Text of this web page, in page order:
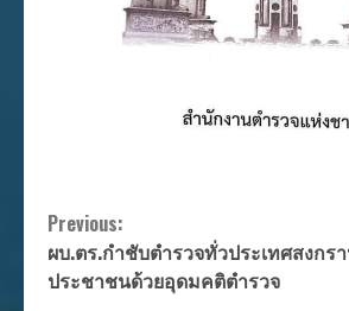
Continue
Reading
Previous:
ผบ.ตร.กำชับตำรวจทั่วประเทศสงกร
ประชาชนด้วยอุดมคติตำรวจ